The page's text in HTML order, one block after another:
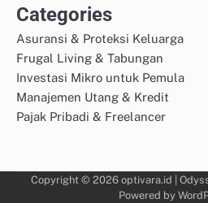
Categories
Asuransi & Proteksi Keluarga
Frugal Living & Tabungan
Investasi Mikro untuk Pemula
Manajemen Utang & Kredit
Pajak Pribadi & Freelancer
Copyright © 2026 optivara.id |
Powered by